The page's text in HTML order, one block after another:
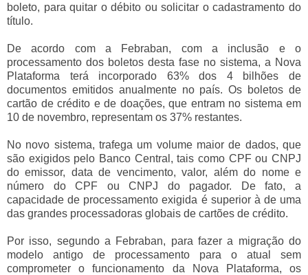
boleto, para quitar o débito ou solicitar o cadastramento do
título.
De acordo com a Febraban, com a inclusão e o
processamento dos boletos desta fase no sistema, a Nova
Plataforma terá incorporado 63% dos 4 bilhões de
documentos emitidos anualmente no país. Os boletos de
cartão de crédito e de doações, que entram no sistema em
10 de novembro, representam os 37% restantes.
No novo sistema, trafega um volume maior de dados, que
são exigidos pelo Banco Central, tais como CPF ou CNPJ
do emissor, data de vencimento, valor, além do nome e
número do CPF ou CNPJ do pagador. De fato, a
capacidade de processamento exigida é superior à de uma
das grandes processadoras globais de cartões de crédito.
Por isso, segundo a Febraban, para fazer a migração do
modelo antigo de processamento para o atual sem
comprometer o funcionamento da Nova Plataforma, os